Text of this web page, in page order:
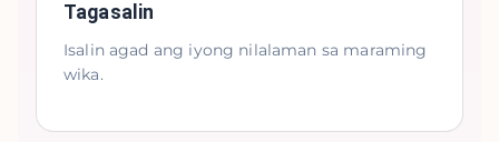
Tagasalin
Isalin agad ang iyong nilalaman sa maraming
wika.